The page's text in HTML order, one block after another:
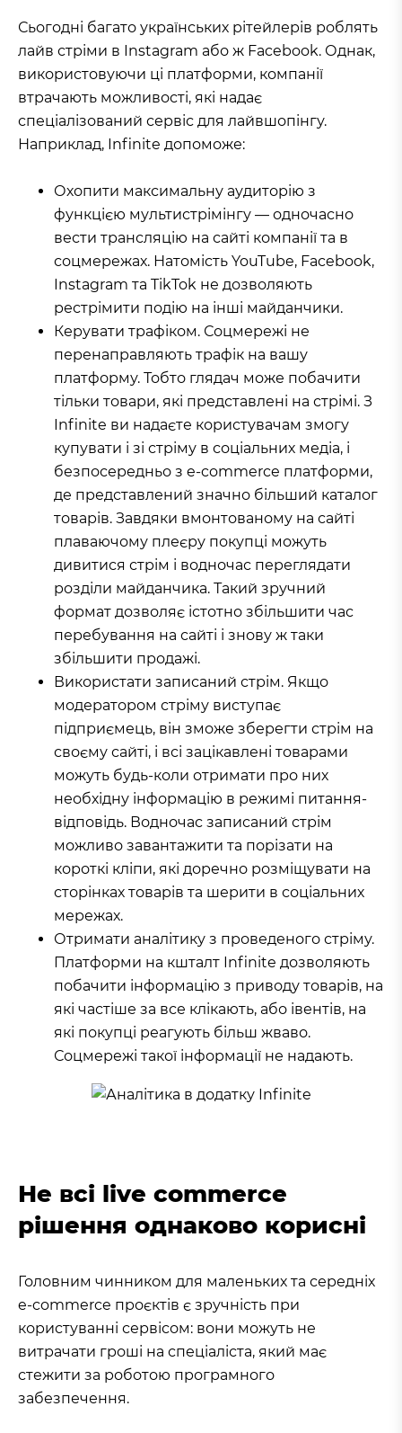
Сьогодні багато українських рітейлерів роблять
лайв стріми в Instagram або ж Facebook. Однак,
використовуючи ці платформи, компанії
втрачають можливості, які надає
спеціалізований сервіс для лайвшопінгу.
Наприклад, Infinite допоможе:
Охопити максимальну аудиторію з
функцією мультистрімінгу — одночасно
вести трансляцію на сайті компанії та в
соцмережах. Натомість YouTube, Facebook,
Instagram та TikTok не дозволяють
рестрімити подію на інші майданчики.
Керувати трафіком. Соцмережі не
перенаправляють трафік на вашу
платформу. Тобто глядач може побачити
тільки товари, які представлені на стрімі. З
Infinite ви надаєте користувачам змогу
купувати і зі стріму в соціальних медіа, і
безпосередньо з e-commerce платформи,
де представлений значно більший каталог
товарів. Завдяки вмонтованому на сайті
плаваючому плеєру покупці можуть
дивитися стрім і водночас переглядати
розділи майданчика. Такий зручний
формат дозволяє істотно збільшити час
перебування на сайті і знову ж таки
збільшити продажі.
Використати записаний стрім. Якщо
модератором стріму виступає
підприємець, він зможе зберегти стрім на
своєму сайті, і всі зацікавлені товарами
можуть будь-коли отримати про них
необхідну інформацію в режимі питання-
відповідь. Водночас записаний стрім
можливо завантажити та порізати на
короткі кліпи, які доречно розміщувати на
сторінках товарів та шерити в соціальних
мережах.
Отримати аналітику з проведеного стріму.
Платформи на кшталт Infinite дозволяють
побачити інформацію з приводу товарів, на
які частіше за все клікають, або івентів, на
які покупці реагують більш жваво.
Соцмережі такої інформації не надають.
Не всі live commerce
рішення однаково корисні
Головним чинником для маленьких та середніх
e-commerce проєктів є зручність при
користуванні сервісом: вони можуть не
витрачати гроші на спеціаліста, який має
стежити за роботою програмного
забезпечення.